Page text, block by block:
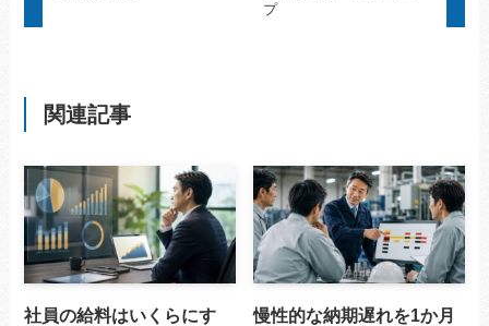
プ
関連記事
社員の給料はいくらにす 慢性的な納期遅れを1か月